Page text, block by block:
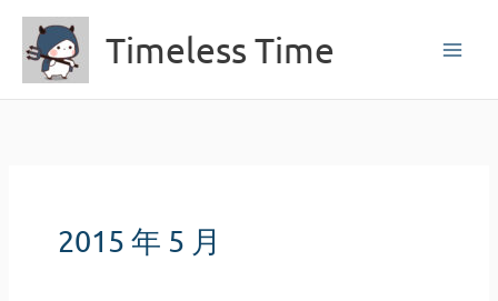
容
Timeless Time
2015 年 5 月